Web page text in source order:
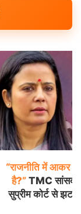
“राजनीति में आकर
है?” TMC सांसद
सुप्रीम कोर्ट से